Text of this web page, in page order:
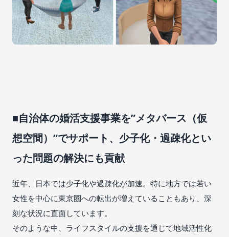
■自治体の婚活支援事業を”メタバース（仮
想空間）”でサポート、少子化・過疎化とい
った問題の解決にも貢献
近年、日本では少子化や過疎化が加速。特に地方では若い
女性を中心に東京圏への転出が増えていることもあり、深
刻な状況に直面しています。
そのような中、ライフスタイルの支援を通じて地域活性化